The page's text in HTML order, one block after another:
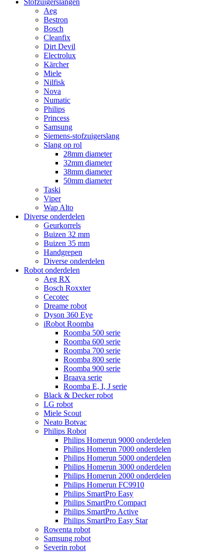
Stofzuigerslangen
Aeg
Bestron
Bosch
Cleanfix
Dirt Devil
Electrolux
Kärcher
Miele
Nilfisk
Nova
Numatic
Philips
Princess
Samsung
Siemens-stofzuigerslang
Slang op rol
28mm diameter
32mm diameter
38mm diameter
50mm diameter
Taski
Viper
Wap Alto
Diverse onderdelen
Geurkorrels
Buizen 32 mm
Buizen 35 mm
Handgrepen
Diverse onderdelen
Robot onderdelen
Aeg RX
Bosch Roxxter
Cecotec
Dreame robot
Dyson 360 Eye
iRobot Roomba
Roomba 500 serie
Roomba 600 serie
Roomba 700 serie
Roomba 800 serie
Roomba 900 serie
Braava serie
Roomba E, I, J serie
Black & Decker robot
LG robot
Miele Scout
Neato Botvac
Philips Robot
Philips Homerun 9000 onderdelen
Philips Homerun 7000 onderdelen
Philips Homerun 5000 onderdelen
Philips Homerun 3000 onderdelen
Philips Homerun 2000 onderdelen
Philips Homerun FC9910
Philips SmartPro Easy
Philips SmartPro Compact
Philips SmartPro Active
Philips SmartPro Easy Star
Rowenta robot
Samsung robot
Severin robot